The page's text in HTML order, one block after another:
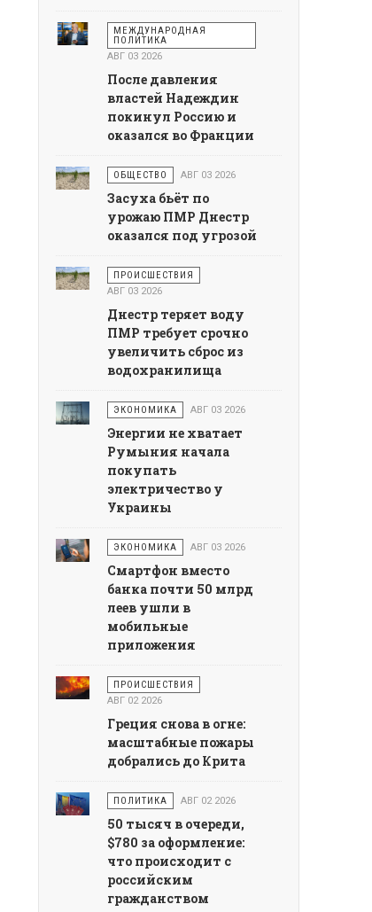
МЕЖДУНАРОДНАЯ
ПОЛИТИКА
АВГ 03 2026
После давления
властей Надеждин
покинул Россию и
оказался во Франции
ОБЩЕСТВО АВГ 03 2026
Засуха бьёт по
урожаю ПМР Днестр
оказался под угрозой
ПРОИСШЕСТВИЯ
АВГ 03 2026
Днестр теряет воду
ПМР требует срочно
увеличить сброс из
водохранилища
ЭКОНОМИКА АВГ 03 2026
Энергии не хватает
Румыния начала
покупать
электричество у
Украины
ЭКОНОМИКА АВГ 03 2026
Смартфон вместо
банка почти 50 млрд
леев ушли в
мобильные
приложения
ПРОИСШЕСТВИЯ
АВГ 02 2026
Греция снова в огне:
масштабные пожары
добрались до Крита
ПОЛИТИКА АВГ 02 2026
50 тысяч в очереди,
$780 за оформление:
что происходит с
российским
гражданством